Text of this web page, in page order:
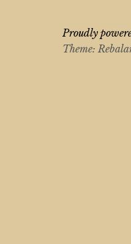
Proudly
Theme: